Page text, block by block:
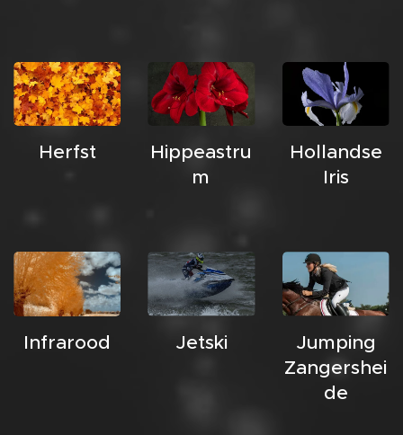
Herfst
Hippeastru
m
Hollandse
Iris
Infrarood Jetski
Jumping
Zangershei
de